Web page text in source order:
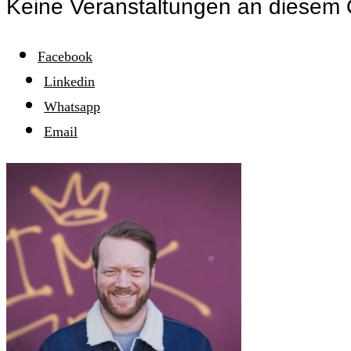
Keine Veranstaltungen an diesem
Facebook
Linkedin
Whatsapp
Email